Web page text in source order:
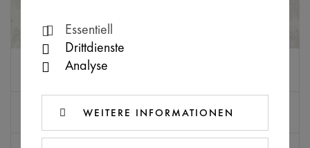
CAVB0143
bianco (weiß)
Abmessungen (mm)
597 x 597 x 9,5
Essentiell
Drittdienste
Analyse
WEITERE INFORMATIONEN